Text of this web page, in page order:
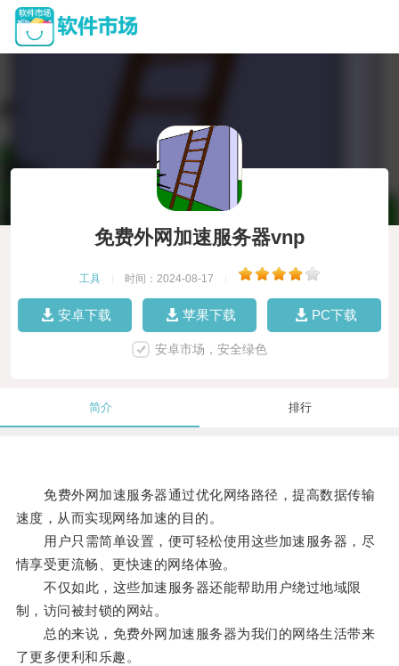
免费外网加速服务器vnp
工具 时间：2024-08-17
安卓下载 苹果下载 PC下载
安卓市场，安全绿色
简介 排行
免费外网加速服务器通过优化网络路径，提高数据传输
速度，从而实现网络加速的目的。
用户只需简单设置，便可轻松使用这些加速服务器，尽
情享受更流畅、更快速的网络体验。
不仅如此，这些加速服务器还能帮助用户绕过地域限
制，访问被封锁的网站。
总的来说，免费外网加速服务器为我们的网络生活带来
了更多便利和乐趣。